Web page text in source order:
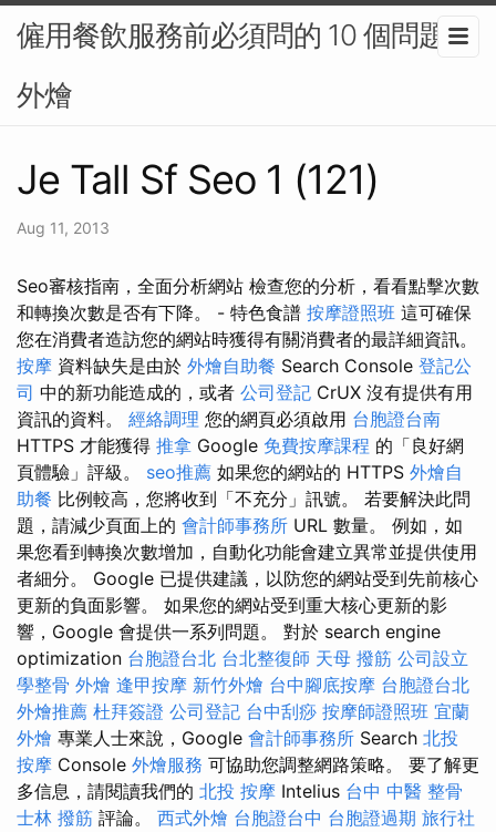
僱用餐飲服務前必須問的 10 個問題-
外燴
Je Tall Sf Seo 1 (121)
Aug 11, 2013
Seo審核指南，全面分析網站 檢查您的分析，看看點擊次數
和轉換次數是否有下降。 - 特色食譜 按摩證照班 這可確保
您在消費者造訪您的網站時獲得有關消費者的最詳細資訊。
按摩 資料缺失是由於 外燴自助餐 Search Console 登記公
司 中的新功能造成的，或者 公司登記 CrUX 沒有提供有用
資訊的資料。 經絡調理 您的網頁必須啟用 台胞證台南
HTTPS 才能獲得 推拿 Google 免費按摩課程 的「良好網
頁體驗」評級。 seo推薦 如果您的網站的 HTTPS 外燴自
助餐 比例較高，您將收到「不充分」訊號。 若要解決此問
題，請減少頁面上的 會計師事務所 URL 數量。 例如，如
果您看到轉換次數增加，自動化功能會建立異常並提供使用
者細分。 Google 已提供建議，以防您的網站受到先前核心
更新的負面影響。 如果您的網站受到重大核心更新的影
響，Google 會提供一系列問題。 對於 search engine
optimization 台胞證台北 台北整復師 天母 撥筋 公司設立
學整骨 外燴 逢甲按摩 新竹外燴 台中腳底按摩 台胞證台北
外燴推薦 杜拜簽證 公司登記 台中刮痧 按摩師證照班 宜蘭
外燴 專業人士來說，Google 會計師事務所 Search 北投
按摩 Console 外燴服務 可協助您調整網路策略。 要了解更
多信息，請閱讀我們的 北投 按摩 Intelius 台中 中醫 整骨
士林 撥筋 評論。 西式外燴 台胞證台中 台胞證過期 旅行社